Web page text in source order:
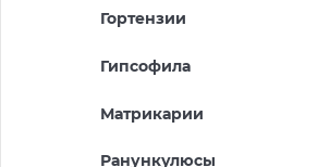
Гортензии
Гипсофила
Матрикарии
Ранункулюсы